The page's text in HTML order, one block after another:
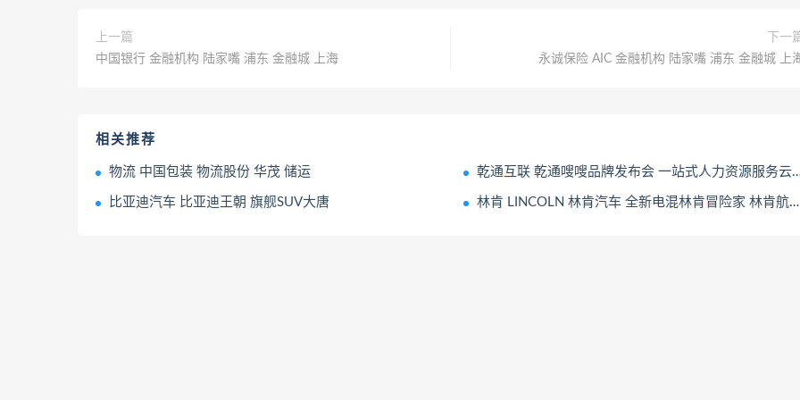
上一篇
中国银行 金融机构 陆家嘴 浦东 金融城 上海
下一
永诚保险 AIC 金融机构 陆家嘴 浦东 金融城 上
相关推荐
物流 中国包装 物流股份 华茂 储运 乾通互联 乾通嗖嗖品牌发布会 一站式人力资源服务云平台
比亚迪汽车 比亚迪王朝 旗舰SUV大唐 林肯 LINCOLN 林肯汽车 全新电混林肯冒险家 林肯航海家